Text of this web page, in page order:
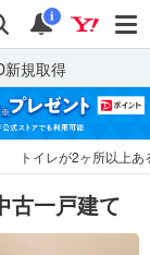
検索 通知
i
新規取得
トイレが2ヶ所以上
古一戸建て